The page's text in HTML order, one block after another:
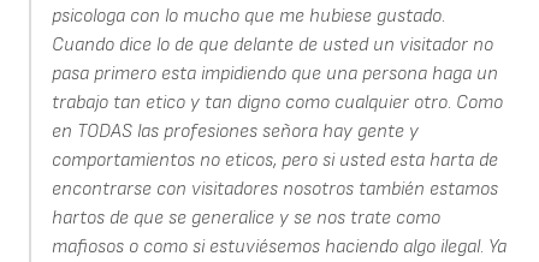
psicologa con lo mucho que me hubiese gustado.
Cuando dice lo de que delante de usted un visitador no
pasa primero esta impidiendo que una persona haga un
trabajo tan etico y tan digno como cualquier otro. Como
en TODAS las profesiones señora hay gente y
comportamientos no eticos, pero si usted esta harta de
encontrarse con visitadores nosotros también estamos
hartos de que se generalice y se nos trate como
mafiosos o como si estuviésemos haciendo algo ilegal. Ya